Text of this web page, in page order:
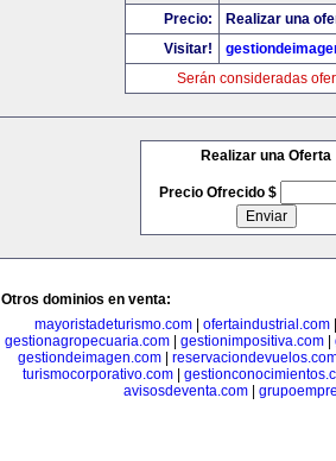
Precio:
Realizar una
Visitar!
Serán consideradas
Realizar una Oferta
Precio Ofrecido $
Otros dominios en venta:
mayoristadeturismo.com| ofertaindustrial.com
gestionagropecuaria.com
gestionimpositiva.com
gestiondeimagen.com
turismocorporativo.com
avisosdeventa.com